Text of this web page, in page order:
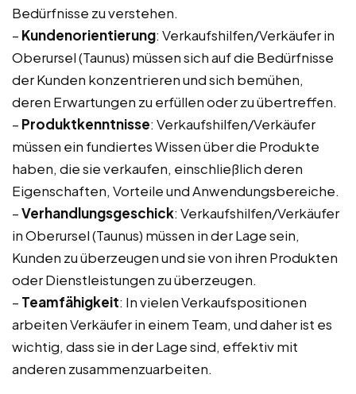
Bedürfnisse zu verstehen.
– Kundenorientierung: Verkaufshilfen/Verkäufer in
Oberursel (Taunus) müssen sich auf die Bedürfnisse
der Kunden konzentrieren und sich bemühen,
deren Erwartungen zu erfüllen oder zu übertreffen.
– Produktkenntnisse: Verkaufshilfen/Verkäufer
müssen ein fundiertes Wissen über die Produkte
haben, die sie verkaufen, einschließlich deren
Eigenschaften, Vorteile und Anwendungsbereiche.
–Verhandlungsgeschick: Verkaufshilfen/Verkäufer
in Oberursel (Taunus) müssen in der Lage sein,
Kunden zu überzeugen und sie von ihren Produkten
oder Dienstleistungen zu überzeugen.
– Teamfähigkeit: In vielen Verkaufspositionen
arbeiten Verkäufer in einem Team, und daher ist es
wichtig, dass sie in der Lage sind, effektiv mit
anderen zusammenzuarbeiten.